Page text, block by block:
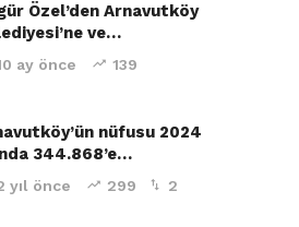
Özel’den Arnavutköy
ve…
ay önce 139
nüfusu 2024
344.868’e…
yıl önce 299 2